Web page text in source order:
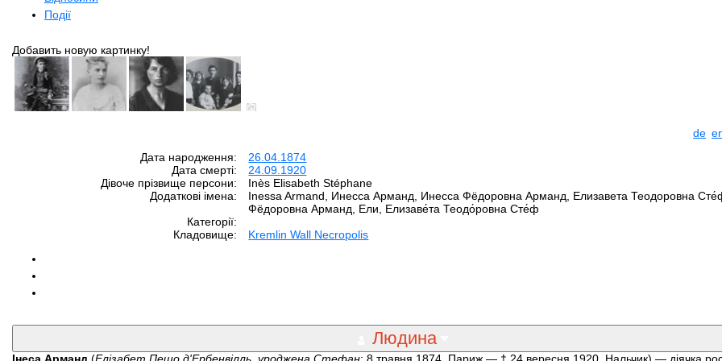
Події
Добавить новую картинку!
de
Дата народження:
26.04.1874
Дата смерті:
24.09.1920
Дівоче прізвище персони:
Inès Elisabeth Stéphane
Додаткові імена:
Inessa Armand, Инесса Арманд, Инесса Фёдоровна Арманд, Елизавета Теодоровна
Фёдоровна Арманд, Ели, Елизаве́та Теодо́ровна Сте́ф
Категорії:
Кладовище:
Kremlin Wall Necropolis
Людина